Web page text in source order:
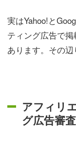
実はYahoo!と
ティング広告で
あります。その辺
アフィリ
グ広告審